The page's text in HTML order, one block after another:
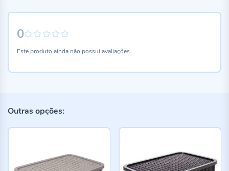
0
Este produto ainda não possui avaliações
Outras opções: